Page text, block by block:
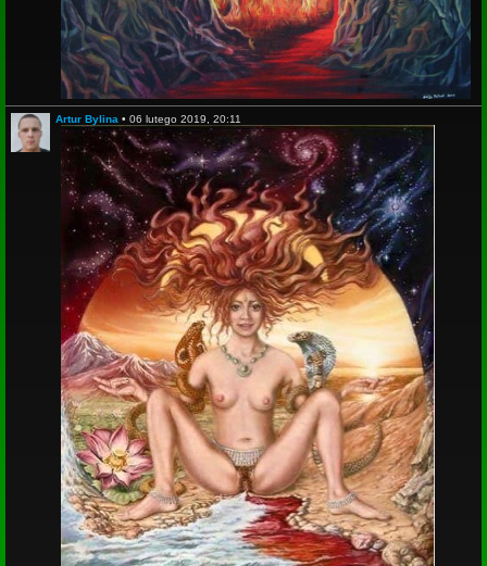
Artur Bylina • 06 lutego 2019, 20:11